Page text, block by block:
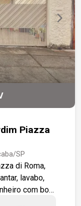
Piazza
SP
di Roma,
lavabo,
com box